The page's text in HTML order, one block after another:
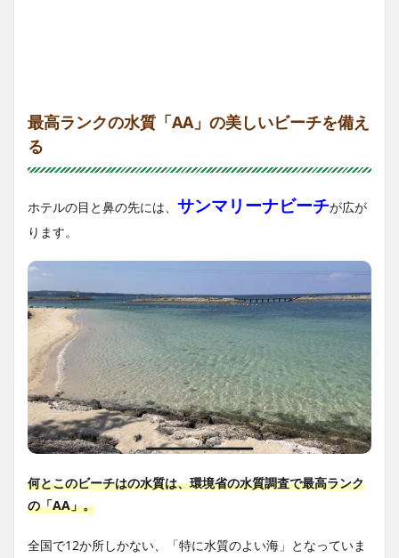
最高ランクの水質「AA」の美しいビーチを備え
る
ホテルの目と鼻の先には、 サンマリーナビーチが広が
ります。
何とこのビーチはの水質は、環境省の水質調査で最高ランク
の「AA」。
全国で12か所しかない、「特に水質のよい海」となっていま